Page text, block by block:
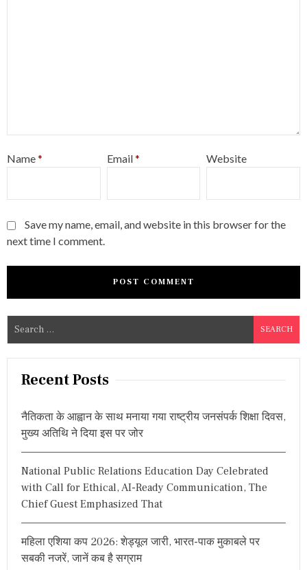
Name* Email* Website
Save my name, email, and website in this browser for the
next time I comment.
a
Recent Posts
नैतिकता के आह्वान के साथ मनाया गया राष्ट्रीय जनसंपर्क शिक्षा दिवस,
मुख्य अतिथि ने दिया इस पर जोर
National Public Relations Education Day Celebrated
with Call for Ethical, AI-Ready Communication, The
Chief Guest Emphasized That
महिला एशिया कप 2026: शेड्यूल जारी, भारत-पाक मुकाबले पर
सबकी नजरें, जानें कब है सग्राम